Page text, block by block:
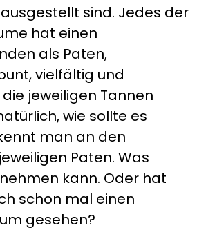
sind. Jedes der
hat einen
als Paten,
vielfältig und
jeweiligen Tannen
wie sollte es
man an den
Paten. Was
kann. Oder hat
schon mal einen
gesehen?